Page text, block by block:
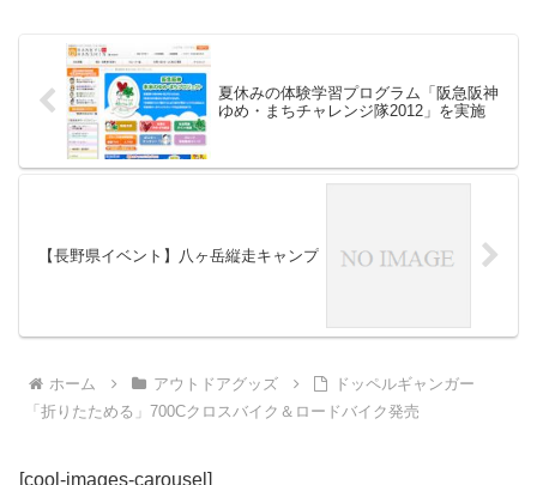
夏休みの体験学習プログラム「阪急阪神
ゆめ・まちチャレンジ隊2012」を実施
【長野県イベント】八ヶ岳縦走キャンプ
ホーム アウトドアグッズ
ドッペルギャンガー
「折りたためる」700Cクロスバイク＆ロードバイク発売
[cool-images-carousel]